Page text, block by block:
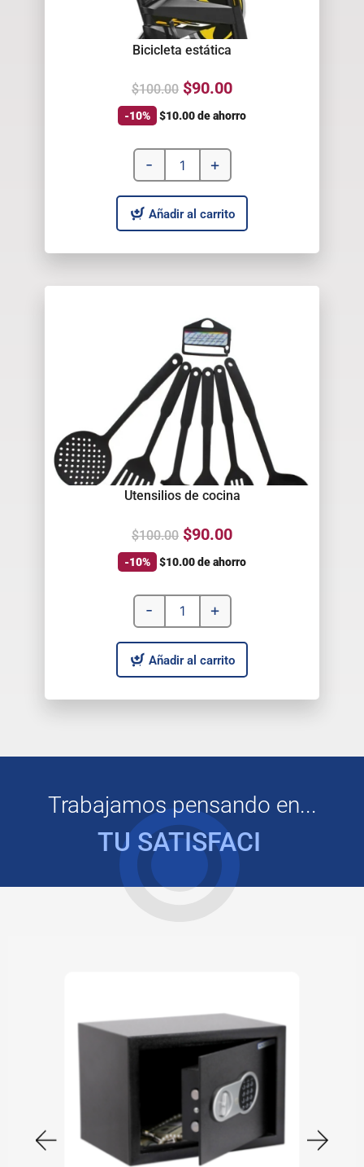
Bicicleta estática
$100.00 $90.00
-10% $10.00de ahorro
- +
Añadir al carrito
Utensilios de cocina
$100.00 $90.00
-10% $10.00de ahorro
- +
Añadir al carrito
Trabajamos pensando en...
U S ATISFACIÓ